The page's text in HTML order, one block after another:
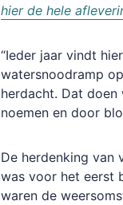
hier de hele
“Ieder jaar vindt
watersnoodramp
herdacht. Dat doen
noemen en door
De herdenking van
was voor het eerst
waren de